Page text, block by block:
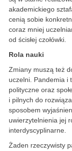
akademickiego
cenią sobie
coraz mniej
od ścisłej czołówki.
Rola nauki
Zmiany muszą też
uczelni. Pandemia i
polityczne oraz
i pilnych do
sposobem
uwierzytelnienia jej
interdyscyplinarne.
Żaden rzeczywisty